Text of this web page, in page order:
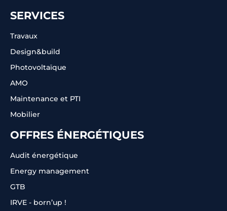
SERVICES
Travaux
Design&build
Photovoltaïque
AMO
Maintenance et PTI
Mobilier
OFFRES ÉNERGÉTIQUES
Audit énergétique
Energy management
GTB
IRVE - born’up !